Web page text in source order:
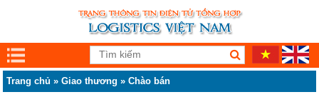
Trang chủ »Giao thương »Chào bán